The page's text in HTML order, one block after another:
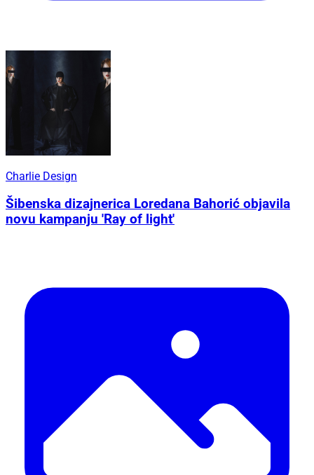
Charlie Design
Šibenska dizajnerica Loredana Bahorić objavila
novu kampanju 'Ray of light'